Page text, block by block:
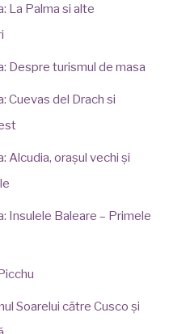
La Palma si alte
Despre turismul de masa
Cuevas del Drach si
Alcudia, orașul vechi și
Insulele Baleare – Primele
Soarelui către Cusco și